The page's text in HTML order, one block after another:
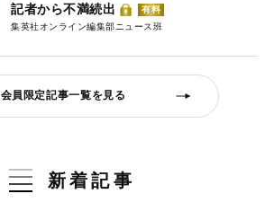
記者から不満続出
有料
集英社オンライン編集部ニュース班
会員限定記事一覧を見る
新着記事